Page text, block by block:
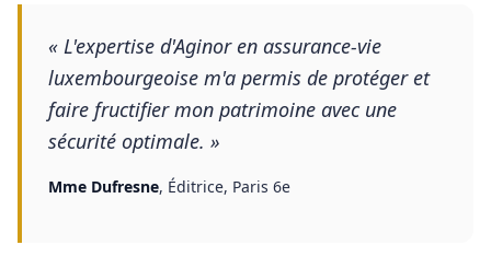
« L'expertise d'Aginor en assurance-vie
luxembourgeoise m'a permis de protéger et
faire fructifier mon patrimoine avec une
sécurité optimale. »
Mme Dufresne, Éditrice, Paris 6e